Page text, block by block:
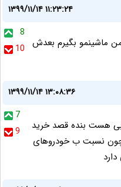
۱۳۹۹/۱۱/۱۴ ۱۱:۲۳:۲۴
8
10
من ماشینمو بگیرم بعدش
۱۳۹۹/۱۱/۱۴ ۱۳:۰۸:۳۶
7
9
2000ماشین خوبی هست بنده قصد خرید
چون نسبت ب خودروهای